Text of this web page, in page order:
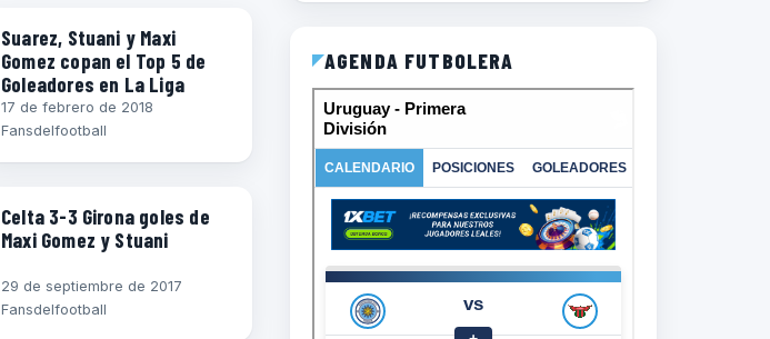
Suarez, Stuani y Maxi
Gomez copan el Top 5 de
Goleadores en La Liga
17 de febrero de 2018
Fansdelfootball
Celta 3-3 Girona goles de
Maxi Gomez y Stuani
29 de septiembre de 2017
Fansdelfootball
AGENDA FUTBOLERA